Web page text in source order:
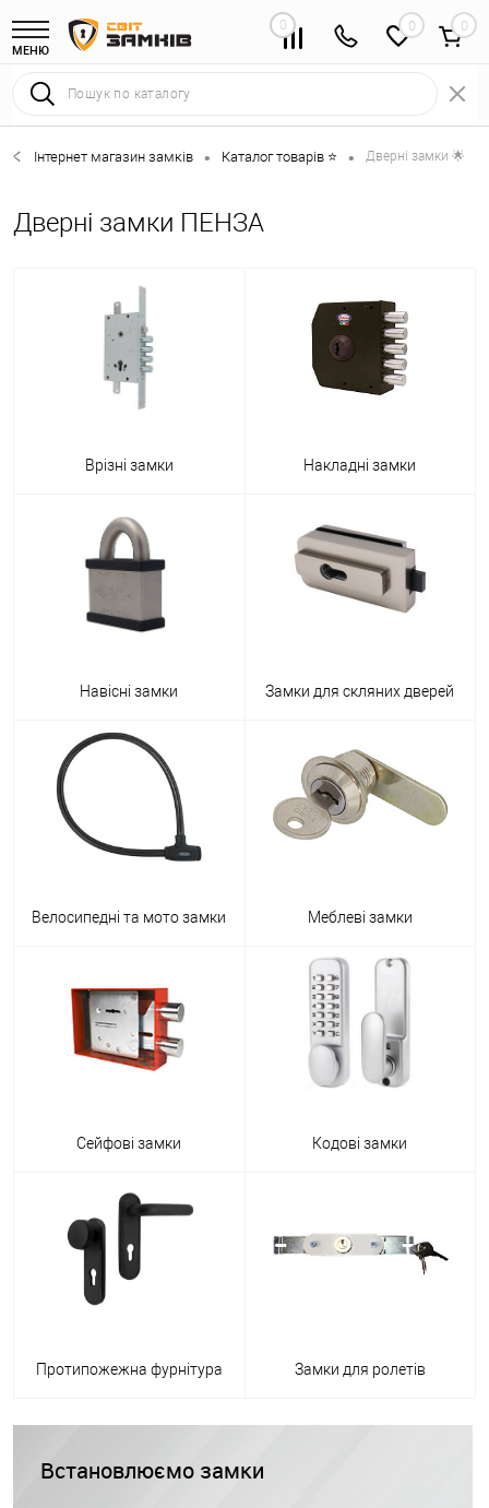
МЕНЮ
0 0
Інтернет магазин замків • Каталог товарів ⭐ • Дверні замки 🌟
Дверні замки ПЕНЗА
Врізні замки Накладні замки
Навісні замки Замки для скляних дверей
Велосипедні та мото замки Меблеві замки
Сейфові замки Кодові замки
Протипожежна фурнітура Замки для ролетів
Встановлюємо замки